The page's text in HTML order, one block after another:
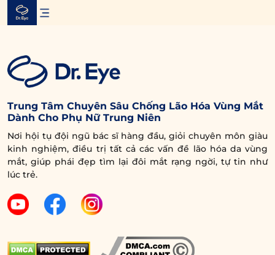
Skip
Trung Tâm Chuyên Sâu Chống Lão Hóa Vùng Mắt
Dành Cho Phụ Nữ Trung Niên
Nơi hội tụ đội ngũ bác sĩ hàng đầu, giỏi chuyên môn giàu
kinh nghiệm, điều trị tất cả các vấn đề lão hóa da vùng
mắt, giúp phái đẹp tìm lại đôi mắt rạng ngời, tự tin như
lúc trẻ.